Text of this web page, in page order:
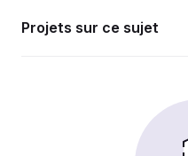
Projets sur ce sujet